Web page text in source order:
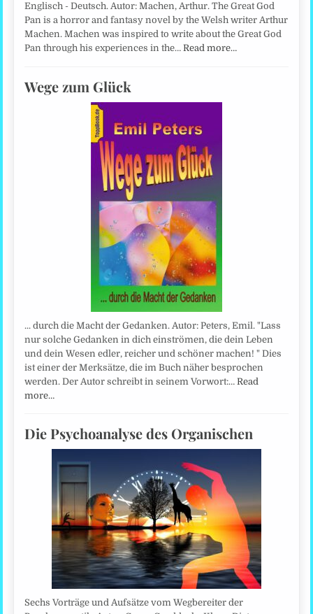
Englisch - Deutsch. Autor: Machen, Arthur. The Great God
Pan is a horror and fantasy novel by the Welsh writer Arthur
Machen. Machen was inspired to write about the Great God
Pan through his experiences in the…Read more…
Wege zum Glück
... durch die Macht der Gedanken. Autor: Peters, Emil. "Lass
nur solche Gedanken in dich einströmen, die dein Leben
und dein Wesen edler, reicher und schöner machen! " Dies
ist einer der Merksätze, die im Buch näher besprochen
werden. Der Autor schreibt in seinem Vorwort:…Read
more…
Die Psychoanalyse des Organischen
Sechs Vorträge und Aufsätze vom Wegbereiter der